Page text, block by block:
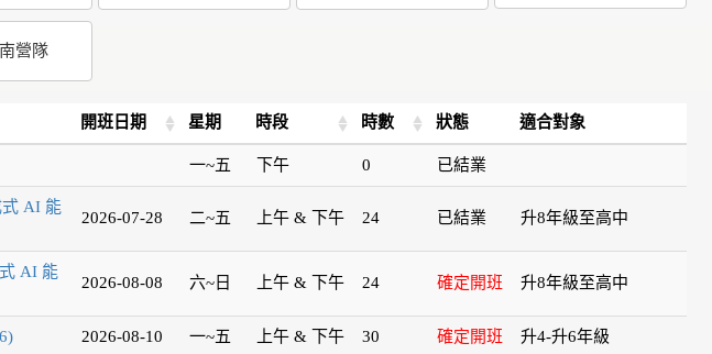
營隊
開班日期 星期 時段 時數 狀態 適合對象
一~五 下午 0 已結業
AI 能
2026-07-28 二~五 上午 & 下午 24 已結業 升8年級至高中
AI 能
2026-08-08 六~日 上午 & 下午 24 確定開班 升8年級至高中
2026-08-10 一~五 上午 & 下午 30 確定開班 升4-升6年級